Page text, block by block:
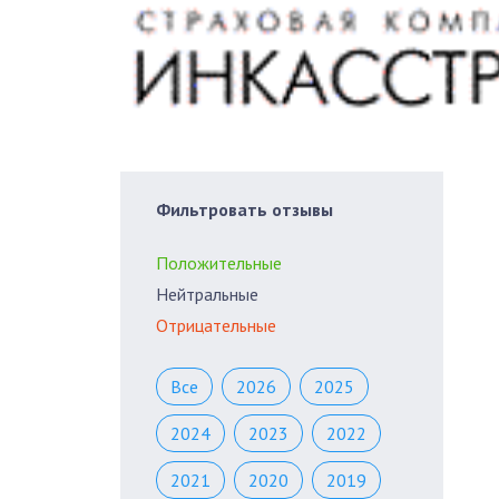
Фильтровать отзывы
Положительные
Нейтральные
Отрицательные
Все 2026 2025
2024 2023 2022
2021 2020 2019